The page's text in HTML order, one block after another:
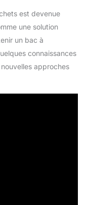
est devenue
une solution
un bac à
connaissances
approches